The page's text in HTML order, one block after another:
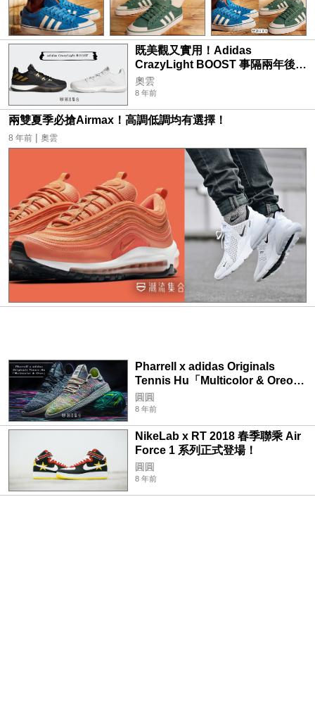
既美觀又實用！Adidas
CrazyLight BOOST 事隔兩年後回
歸！
奧雲
8 年前
兩雙夏季必搶Airmax！高調低調均有選擇！
8 年前 | 奧雲
Pharrell x adidas Originals
Tennis Hu「Multicolor & Oreo」
聯乘配色正式登場！
圓圓
8 年前
NikeLab x RT 2018 春季聯乘 Air
Force 1 系列正式登場！
圓圓
8 年前